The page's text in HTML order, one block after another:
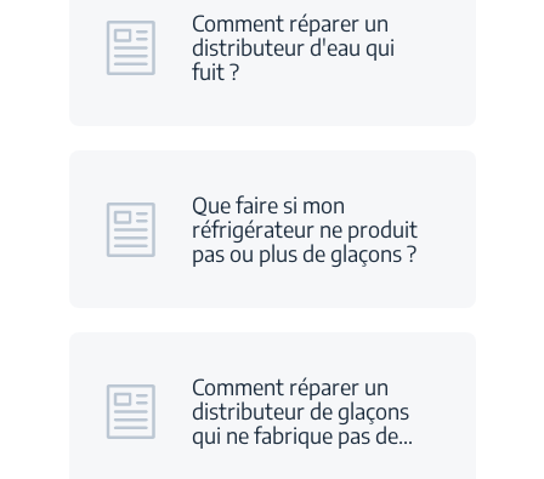
Comment réparer un
distributeur d'eau qui
fuit ?
Que faire si mon
réfrigérateur ne produit
pas ou plus de glaçons ?
Comment réparer un
distributeur de glaçons
qui ne fabrique pas de…